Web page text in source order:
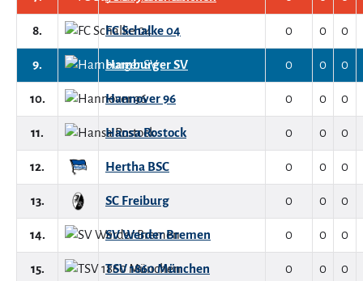
8. FC Schalke 04 0 0 0
9. Hamburger SV 0 0 0
10. Hannover 96 0 0 0
11. Hansa Rostock 0 0 0
12. Hertha BSC 0 0 0
13. SC Freiburg 0 0 0
14. SV Werder Bremen 0 0 0
15. TSV 1860 München 0 0 0